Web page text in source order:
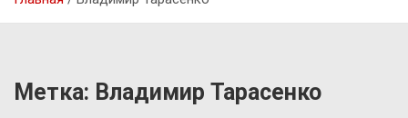
Метка: Владимир Тарасенко